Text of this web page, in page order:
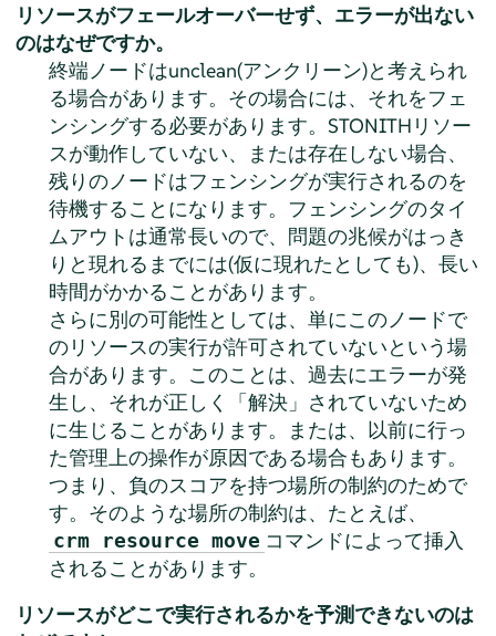
リソースがフェールオーバーせず、エラーが出ない
のはなぜですか。
終端ノードはunclean(アンクリーン)と考えられ
る場合があります。その場合には、それをフェ
ンシングする必要があります。STONITHリソー
スが動作していない、または存在しない場合、
残りのノードはフェンシングが実行されるのを
待機することになります。フェンシングのタイ
ムアウトは通常長いので、問題の兆候がはっき
りと現れるまでには(仮に現れたとしても)、長い
時間がかかることがあります。
さらに別の可能性としては、単にこのノードで
のリソースの実行が許可されていないという場
合があります。このことは、過去にエラーが発
生し、それが正しく
「解決」 されていないため
に生じることがあります。または、以前に行っ
た管理上の操作が原因である場合もあります。
つまり、負のスコアを持つ場所の制約のためで
す。そのような場所の制約は、たとえば、
crm resource move コマンドによって挿入
されることがあります。
リソースがどこで実行されるかを予測できないのは